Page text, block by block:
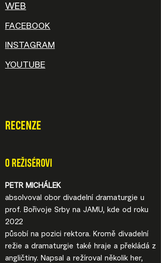
WEB
FACEBOOK
INSTAGRAM
YOUTUBE
RECENZE
O REŽISÉROVI
PETR MICHÁLEK
absolvoval obor divadelní dramaturgie u
prof. Bořivoje Srby na JAMU, kde od roku
2022
působí na pozici rektora. Kromě divadelní
režie a dramaturgie také hraje a překládá z
angličtiny. Napsal a režíroval několik her,